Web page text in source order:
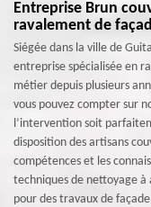
Entreprise Brun
ravalement de
Siégée dans la ville de
entreprise spécialisée en
métier depuis plusieurs
vous pouvez compter sur
l’intervention soit
disposition des artisans
compétences et les
techniques de nettoyage à
pour des travaux de